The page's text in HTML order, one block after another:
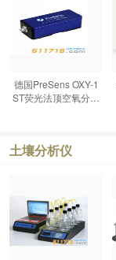
德国PreSens OXY-1
ST荧光法顶空氧分析
土壤分析仪